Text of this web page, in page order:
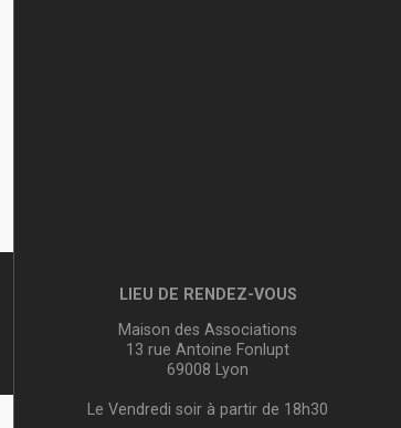
LIEU DE RENDEZ-VOUS
Maison des Associations
13 rue Antoine Fonlupt
69008 Lyon
Le Vendredi soir à partir de 18h30